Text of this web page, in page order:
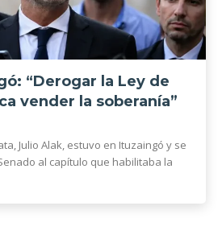
“Derogar la Ley de
vender la soberanía”
Julio Alak, estuvo en Ituzaingó y se
al capítulo que habilitaba la